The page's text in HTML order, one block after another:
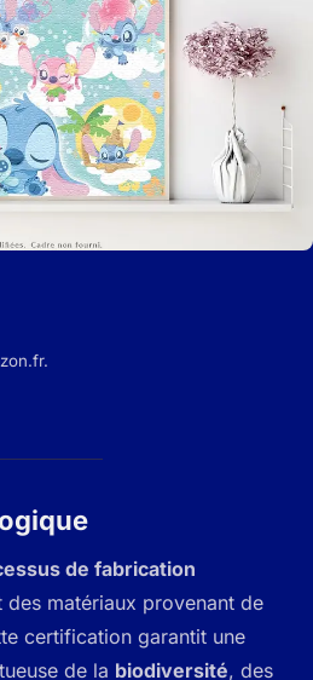
de fabrication
des matériaux provenant de
certification garantit une
de la biodiversité, des